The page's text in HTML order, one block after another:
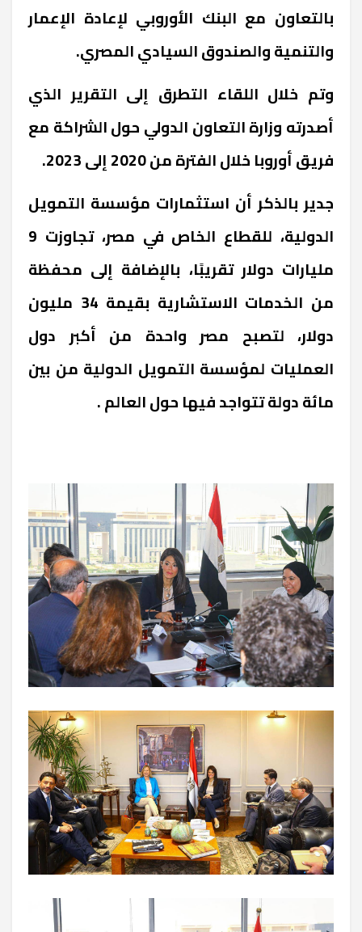
بالتعاون مع البنك الأوروبي لإعادة الإعمار
والتنمية والصندوق السيادي المصري.
وتم خلال اللقاء التطرق إلى التقرير الذي
أصدرته وزارة التعاون الدولي حول الشراكة مع
فريق أوروبا خلال الفترة من 2020 إلى 2023.
جدير بالذكر أن استثمارات مؤسسة التمويل
الدولية، للقطاع الخاص في مصر، تجاوزت 9
مليارات دولار تقريبًا، بالإضافة إلى محفظة
من الخدمات الاستشارية بقيمة 34 مليون
دولار، لتصبح مصر واحدة من أكبر دول
العمليات لمؤسسة التمويل الدولية من بين
مائة دولة تتواجد فيها حول العالم .